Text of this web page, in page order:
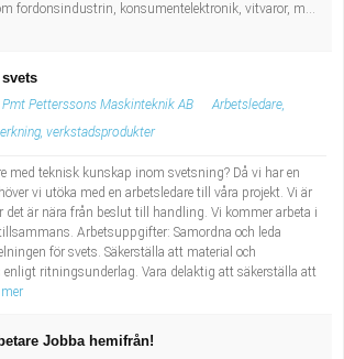
fordonsindustrin, konsumentelektronik, vitvaror, m...
Pmt Petterssons Maskinteknik AB
Arbetsledare,
verkstadsprodukter
med teknisk kunskap inom svetsning? Då vi har en
vi utöka med en arbetsledare till våra projekt. Vi är
det är nära från beslut till handling. Vi kommer arbeta i
Arbetsuppgifter: Samordna och leda
för svets. Säkerställa att material och
enligt ritningsunderlag. Vara delaktig att säkerställa att
Jobba hemifrån!